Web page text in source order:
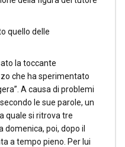
quello delle
la toccante
che ha sperimentato
A causa di problemi
le sue parole, un
quale si ritrova tre
domenica, poi, dopo il
a tempo pieno. Per lui